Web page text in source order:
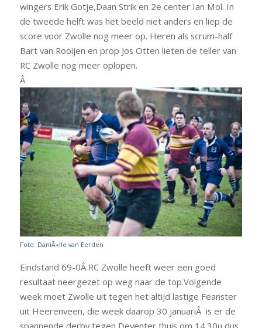
wingers Erik Gotje,Daan Strik en 2e center Ian Mol. In
de tweede helft was het beeld niet anders en liep de
score voor Zwolle nog meer op. Heren als scrum-half
Bart van Rooijen en prop Jos Otten lieten de teller van
RC Zwolle nog meer oplopen.
Â
Foto: DaniÃ«lle van Eerden
Eindstand 69-0Â RC Zwolle heeft weer een goed
resultaat neergezet op weg naar de top.Volgende
week moet Zwolle uit tegen het altijd lastige Feanster
uit Heerenveen, die week daarop 30 januariÂ is er de
spannende derby tegen Deventer thuis om 14.30u dus